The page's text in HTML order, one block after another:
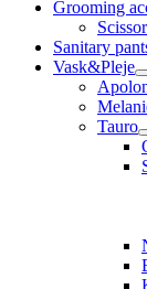
Grooming
Sanitary
Vask&Pleje
Tauro